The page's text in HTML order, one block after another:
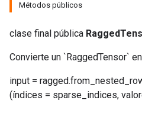
Métodos públicos
clase final pública
Convierte un `RaggedTensor`
input =
(índices = sparse_indices,